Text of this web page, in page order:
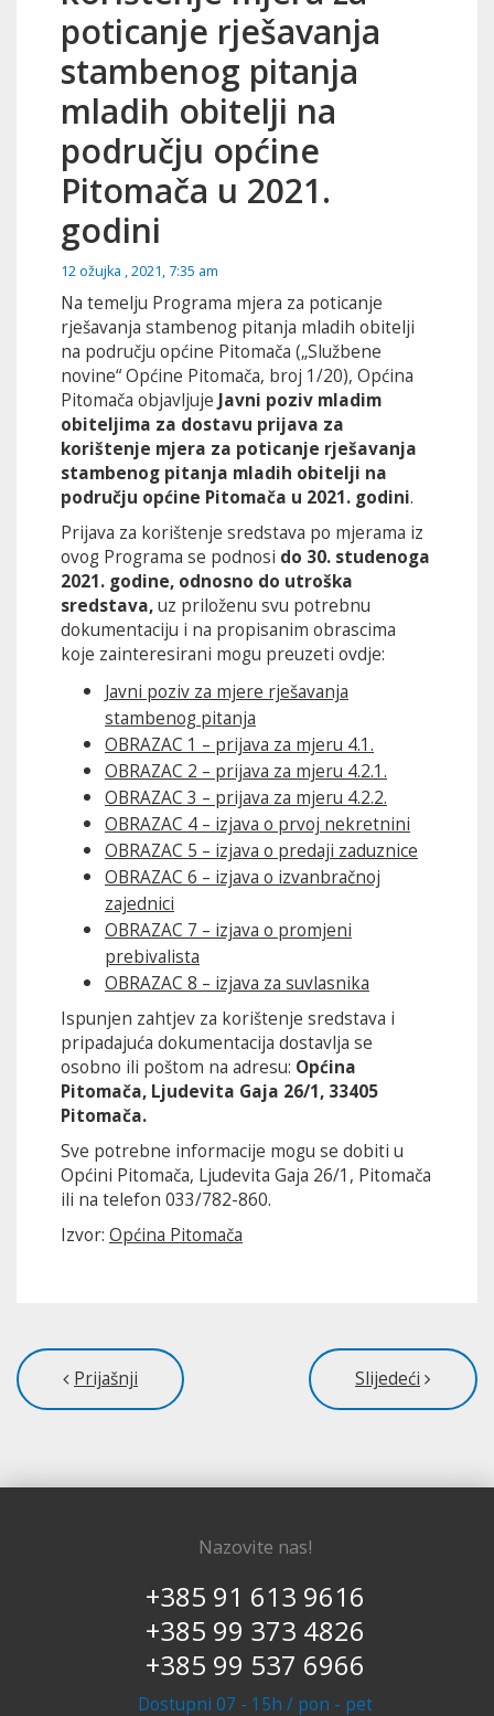
poticanje rješavanja
stambenog pitanja
mladih obitelji na
području općine
Pitomača u 2021.
godini
12 ožujka , 2021, 7:35 am
Na temelju Programa mjera za poticanje
rješavanja stambenog pitanja mladih obitelji
na području općine Pitomača („Službene
novine“ Općine Pitomača, broj 1/20), Općina
Pitomača objavljuje Javni poziv mladim
obiteljima za dostavu prijava za
korištenje mjera za poticanje rješavanja
stambenog pitanja mladih obitelji na
području općine Pitomača u 2021. godini.
Prijava za korištenje sredstava po mjerama iz
ovog Programa se podnosi do 30. studenoga
2021. godine, odnosno do utroška
sredstava,uz priloženu svu potrebnu
dokumentaciju i na propisanim obrascima
koje zainteresirani mogu preuzeti ovdje:
Javni poziv za mjere rješavanja
stambenog pitanja
OBRAZAC 1 – prijava za mjeru 4.1.
OBRAZAC 2 – prijava za mjeru 4.2.1.
OBRAZAC 3 – prijava za mjeru 4.2.2.
OBRAZAC 4 – izjava o prvoj nekretnini
OBRAZAC 5 – izjava o predaji zaduznice
OBRAZAC 6 – izjava o izvanbračnoj
zajednici
OBRAZAC 7 – izjava o promjeni
prebivalista
OBRAZAC 8 – izjava za suvlasnika
Ispunjen zahtjev za korištenje sredstava i
pripadajuća dokumentacija dostavlja se
osobno ili poštom na adresu: Općina
Pitomača, Ljudevita Gaja 26/1, 33405
Pitomača.
Sve potrebne informacije mogu se dobiti u
Općini Pitomača, Ljudevita Gaja 26/1, Pitomača
ili na telefon 033/782-860.
Izvor: Općina Pitomača
Prijašnji Slijedeći
Nazovite nas!
+385 91 613 9616
+385 99 373 4826
+385 99 537 6966
Dostupni 07 - 15h / pon - pet